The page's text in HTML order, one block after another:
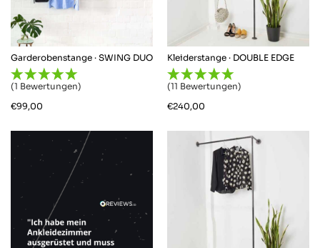
Garderobenstange · SWING DUO
(1 Bewertungen)
€99,00
Kleiderstange · DOUBLE EDGE
(11 Bewertungen)
€240,00